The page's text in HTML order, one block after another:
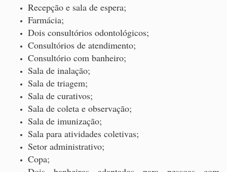
Recepção e sala de espera;
Farmácia;
Dois consultórios odontológicos;
Consultórios de atendimento;
Consultório com banheiro;
Sala de inalação;
Sala de triagem;
Sala de curativos;
Sala de coleta e observação;
Sala de imunização;
Sala para atividades coletivas;
Setor administrativo;
Copa;